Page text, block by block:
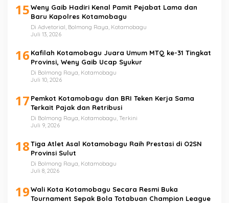
15Weny Gaib Hadiri Kenal Pamit Pejabat Lama dan
Baru Kapolres Kotamobagu
Di Advetorial, Bolmong Raya, Kotamobagu
Juli 13, 2026
16 Kafilah Kotamobagu Juara Umum MTQ ke-31 Tingkat
Provinsi, Weny Gaib Ucap Syukur
Di Bolmong Raya, Kotamobagu
Juli 10, 2026
17 Pemkot Kotamobagu dan BRI Teken Kerja Sama
Terkait Pajak dan Retribusi
Di Bolmong Raya, Kotamobagu, Terkini
Juli 9, 2026
18Tiga Atlet Asal Kotamobagu Raih Prestasi di O2SN
Provinsi Sulut
Di Bolmong Raya, Kotamobagu
Juli 8, 2026
19Wali Kota Kotamobagu Secara Resmi Buka
Tournament Sepak Bola Totabuan Champion League